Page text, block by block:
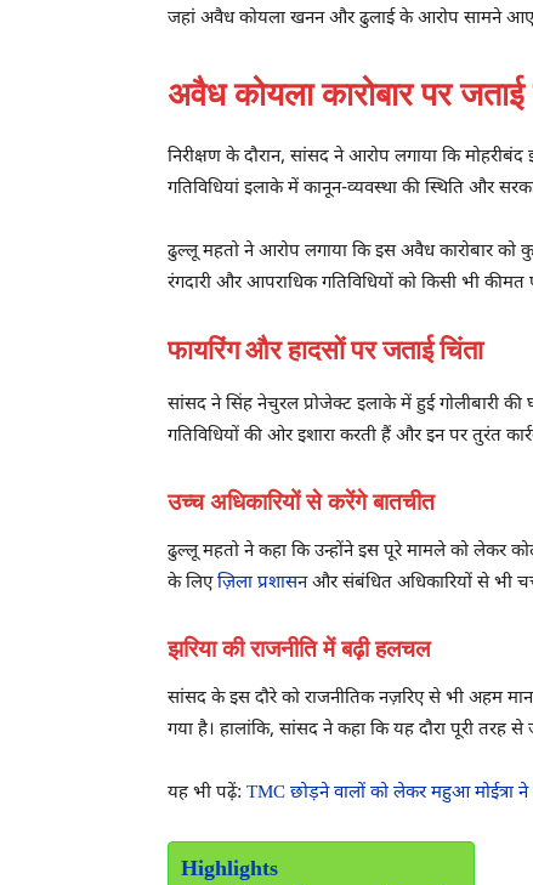
जहां अवैध कोयला खनन और ढुलाई के आरोप सामने
अवैध कोयला कारोबार पर जताई
निरीक्षण के दौरान, सांसद ने आरोप लगाया कि
गतिविधियां इलाके में कानून-व्यवस्था की स्थिति और
ढुल्लू महतो ने आरोप लगाया कि इस अवैध कारोबार को
रंगदारी और आपराधिक गतिविधियों को किसी भी कीमत
फायरिंग और हादसों पर जताई चिंता
सांसद ने सिंह नेचुरल प्रोजेक्ट इलाके में हुई गोलीबारी
गतिविधियों की ओर इशारा करती हैं और इन पर तुरंत
उच्च अधिकारियों से करेंगे बातचीत
ढुल्लू महतो ने कहा कि उन्होंने इस पूरे मामले को लेकर
के लिएज़िला प्रशासनऔर संबंधित अधिकारियों से भी
झरिया की राजनीति में बढ़ी हलचल
सांसद के इस दौरे को राजनीतिक नज़रिए से भी अहम
गया है। हालांकि, सांसद ने कहा कि यह दौरा पूरी तरह
यह भी पढ़ें: TMC छोड़ने वालों को लेकर महुआ मोईत्रा ने
Highlights